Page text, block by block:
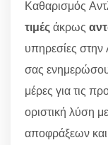
Καθαρισμός
τιμέςάκρως
υπηρεσίες
σας
μέρες για τις
οριστική λύση
αποφράξεων